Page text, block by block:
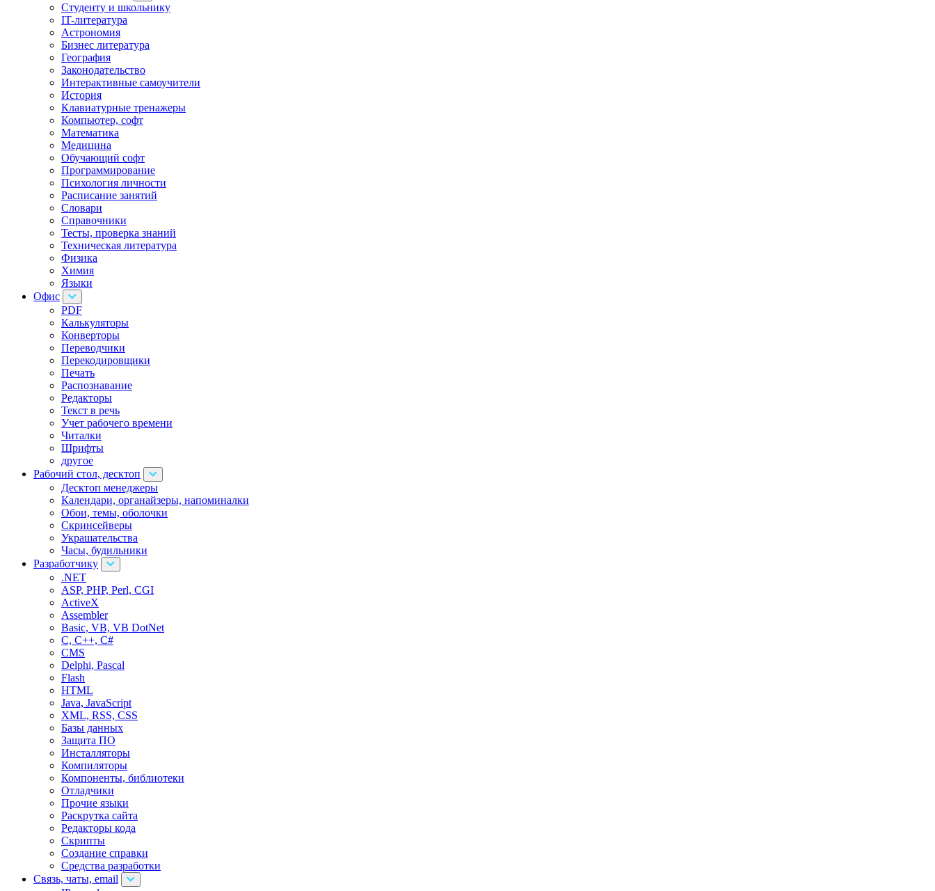
Cтуденту и школьнику
IT-литература
Астрономия
Бизнес литература
География
Законодательство
Интерактивные самоучители
История
Клавиатурные тренажеры
Компьютер, софт
Математика
Медицина
Обучающий софт
Программирование
Психология личности
Расписание занятий
Словари
Справочники
Тесты, проверка знаний
Техническая литература
Физика
Химия
Языки
Офис
PDF
Калькуляторы
Конверторы
Переводчики
Перекодировщики
Печать
Распознавание
Редакторы
Текст в речь
Учет рабочего времени
Читалки
Шрифты
другое
Рабочий стол, десктоп
Десктоп менеджеры
Календари, органайзеры, напоминалки
Обои, темы, оболочки
Скринсейверы
Украшательства
Часы, будильники
Разработчику
.NET
ASP, PHP, Perl, CGI
ActiveX
Assembler
Basic, VB, VB DotNet
C, C++, C#
CMS
Delphi, Pascal
Flash
HTML
Java, JavaScript
XML, RSS, CSS
Базы данных
Защита ПО
Инсталляторы
Компиляторы
Компоненты, библиотеки
Отладчики
Прочие языки
Раскрутка сайта
Редакторы кода
Скрипты
Создание справки
Средства разработки
Связь, чаты, email